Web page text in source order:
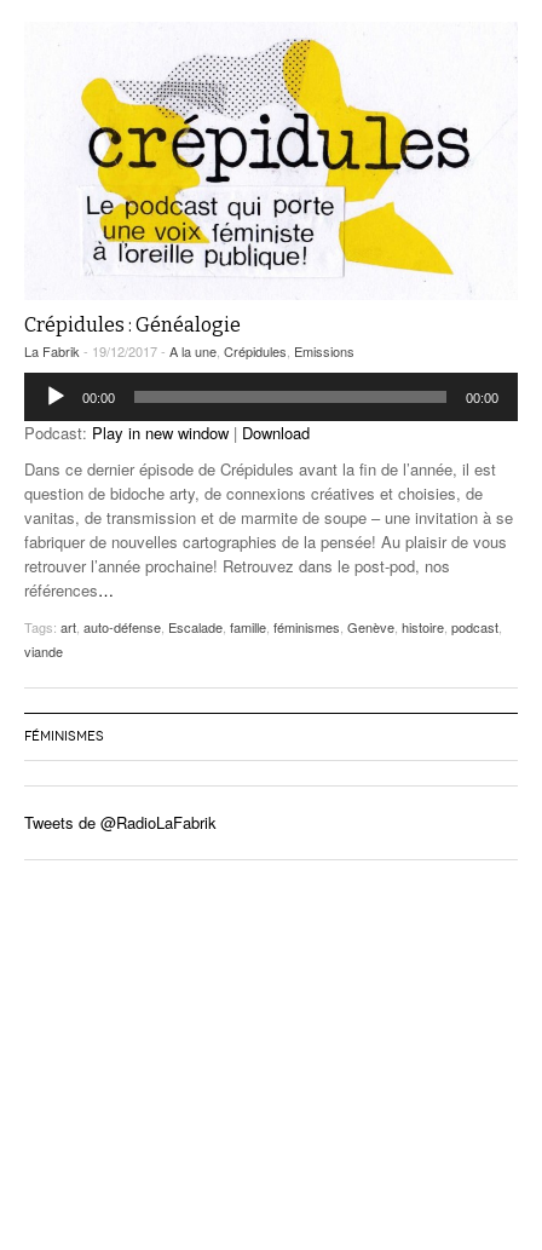
Crépidules : Généalogie
La Fabrik - 19/12/2017 - A la une Crépidules Emissions
Lecteur
audio
00:00 00:00
Podcast: Play in new window | Download
Dans ce dernier épisode de Crépidules avant la fin de l’année, il est
question de bidoche arty, de connexions créatives et choisies, de
vanitas, de transmission et de marmite de soupe – une invitation à se
fabriquer de nouvelles cartographies de la pensée! Au plaisir de vous
retrouver l’année prochaine! Retrouvez dans le post-pod, nos
références…
Tags: art auto-défense Escalade famille féminismes Genève histoire podcast
viande
FÉMINISMES
Tweets de @RadioLaFabrik